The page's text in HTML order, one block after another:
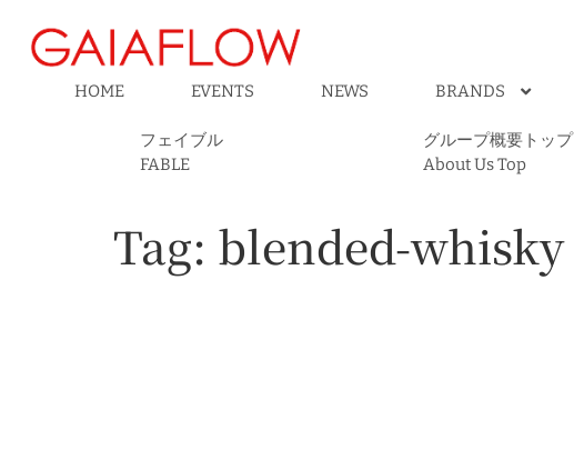
HOME EVENTS NEWS BRANDS
フェイブル
FABLE
グループ概要トップ
About Us Top
Tag: blended-whisky